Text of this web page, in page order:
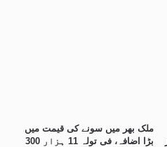
ملک بھر میں سونے کی قیمت میں
بڑا اضافہ، فی تولہ 11 ہزار 300